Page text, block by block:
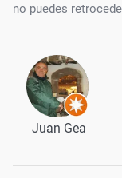
no puedes
Juan Gea